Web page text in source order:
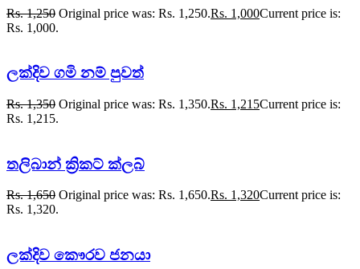
Rs.1,250 Original price was: Rs. 1,250.Rs. 1,000Current price is:
Rs. 1,000.
ලක්දිව ගමි නම් පුවත්
Rs.1,350 Original price was: Rs. 1,350.Rs. 1,215Current price is:
Rs. 1,215.
තලිබාන් ක්‍රිකට් ක්ලබ්
Rs.1,650 Original price was: Rs. 1,650.Rs. 1,320Current price is:
Rs. 1,320.
ලක්දිව කෞරව ජනයා